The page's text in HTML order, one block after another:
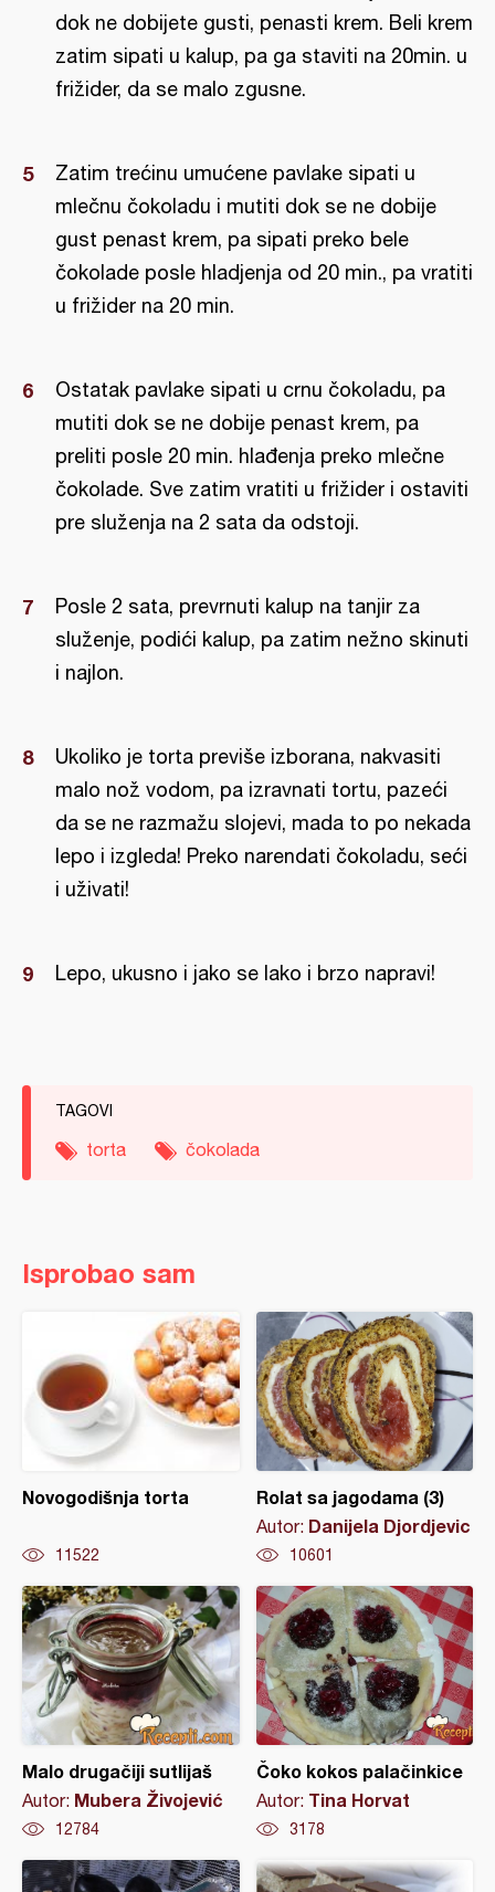
dok ne dobijete gusti, penasti krem. Beli krem
zatim sipati u kalup, pa ga staviti na 20min. u
frižider, da se malo zgusne.
Zatim trećinu umućene pavlake sipati u
mlečnu čokoladu i mutiti dok se ne dobije
gust penast krem, pa sipati preko bele
čokolade posle hladjenja od 20 min., pa vratiti
u frižider na 20 min.
Ostatak pavlake sipati u crnu čokoladu, pa
mutiti dok se ne dobije penast krem, pa
preliti posle 20 min. hlađenja preko mlečne
čokolade. Sve zatim vratiti u frižider i ostaviti
pre služenja na 2 sata da odstoji.
Posle 2 sata, prevrnuti kalup na tanjir za
služenje, podići kalup, pa zatim nežno skinuti
i najlon.
Ukoliko je torta previše izborana, nakvasiti
malo nož vodom, pa izravnati tortu, pazeći
da se ne razmažu slojevi, mada to po nekada
lepo i izgleda! Preko narendati čokoladu, seći
i uživati!
Lepo, ukusno i jako se lako i brzo napravi!
TAGOVI
torta čokolada
Isprobao sam
Novogodišnja torta
11522
Rolat sa jagodama (3)
Autor: Danijela Djordjevic
10601
Malo drugačiji sutlijaš
Autor: Mubera Živojević
12784
Čoko kokos palačinkice
Autor: Tina Horvat
3178